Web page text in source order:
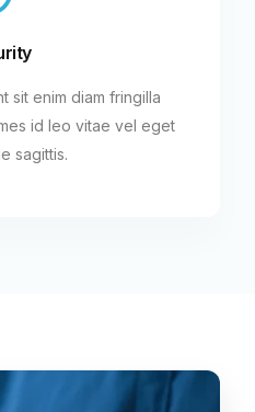
sit enim diam fringilla
id leo vitae vel eget
sagittis.